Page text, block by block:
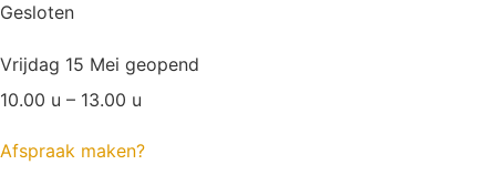
Gesloten
Vrijdag 15 Mei geopend
10.00 u – 13.00 u
Afspraak maken?